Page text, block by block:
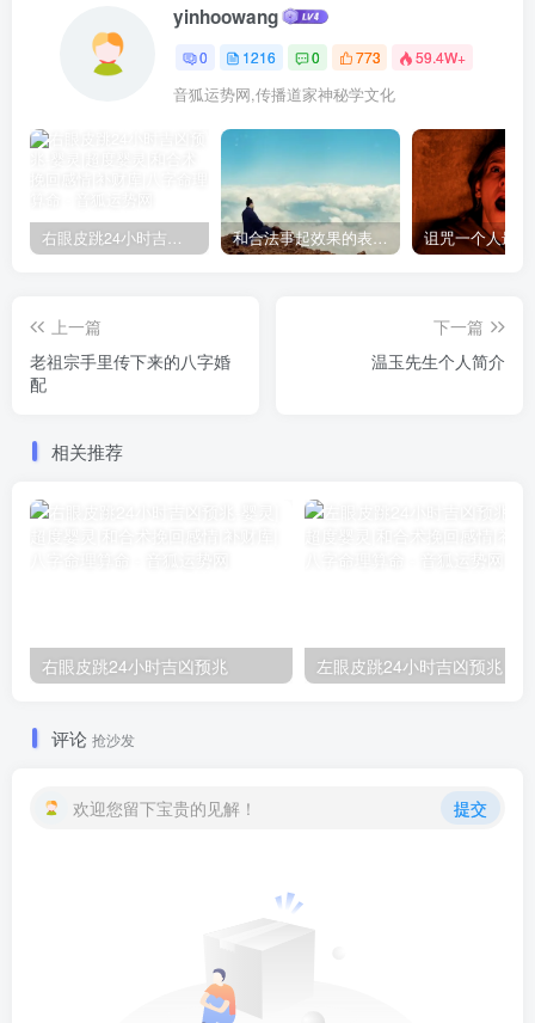
yinhoowang
0 1216 0 773 59.4W+
音狐运势网,传播道家神秘学文化
右眼皮跳24小时吉凶预兆 和合法事起效果的表现，出现这些就要留意了
上一篇
老祖宗手里传下来的八字婚
配
下一篇
温玉先生个人简介
相关推荐
右眼皮跳24小时吉凶预兆 左眼皮跳24小时吉凶预兆
评论 抢沙发
欢迎您留下宝贵的见解！ 提交